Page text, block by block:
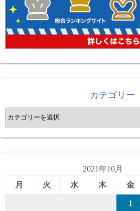
カテゴリー
カ
テ
ゴ
2021年10月
月
火 水 木 金
1